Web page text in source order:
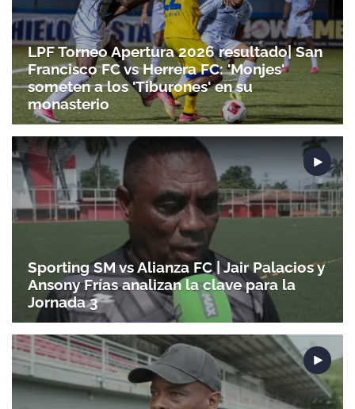
LPF Torneo Apertura 2026 resultado| San
Francisco FC vs Herrera FC: 'Monjes'
someten a los 'Tiburones' en su
monasterio
Sporting SM vs Alianza FC | Jair Palacios y
Ansony Frías analizan la clave para la
Jornada 3